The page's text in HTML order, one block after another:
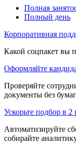
Полная
Полный день
Корпоративная
Какой соцпакет вы
Оформляйте
Проверяйте
документы без
Ускорьте подбор в 2
Автоматизируйте
собирайте